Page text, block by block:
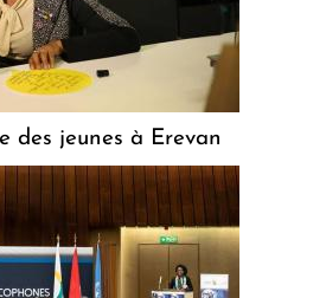
des jeunes à Erevan